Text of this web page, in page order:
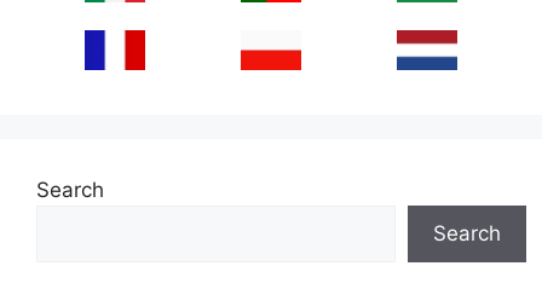
Search
Search